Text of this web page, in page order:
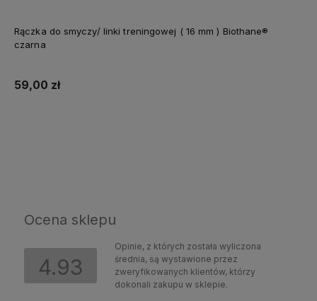
Rączka do smyczy/ linki treningowej ( 16 mm ) Biothane®
czarna
59,00 zł
Ocena sklepu
4.93
Opinie, z których została wyliczona
średnia, są wystawione przez
zweryfikowanych klientów, którzy
dokonali zakupu w sklepie.